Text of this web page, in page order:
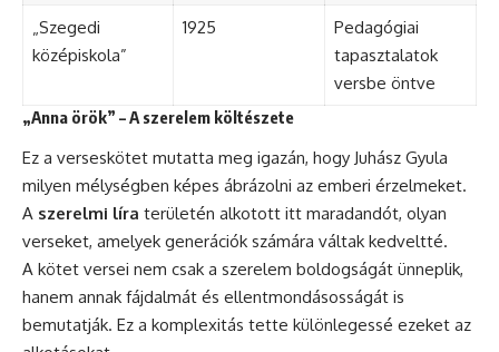
„Szegedi
középiskola”
1925
Pedagógiai
tapasztalatok
versbe öntve
„Anna örök” – A szerelem költészete
Ez a verseskötet mutatta meg igazán, hogy Juhász Gyula
milyen mélységben képes ábrázolni az emberi érzelmeket.
A szerelmi líra területén alkotott itt maradandót, olyan
verseket, amelyek generációk számára váltak kedveltté.
A kötet versei nem csak a szerelem boldogságát ünneplik,
hanem annak fájdalmát és ellentmondásosságát is
bemutatják. Ez a komplexitás tette különlegessé ezeket az